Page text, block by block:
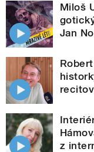
Miloš
Jan
z